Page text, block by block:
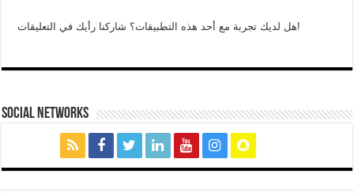
هل لديك تجربة مع أحد هذه التطبيقات؟ شاركنا رأيك في التعليقات!
social networks